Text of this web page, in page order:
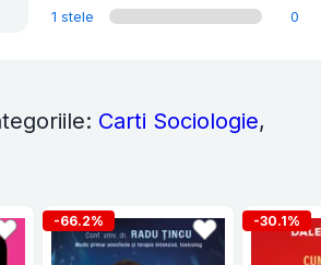
1 stele
0
Carti Sociologie,
-66.2% -30.1%